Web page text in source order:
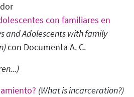
con familiares en
and Adolescents with family
con Documenta A. C.
(What is incarceration?)